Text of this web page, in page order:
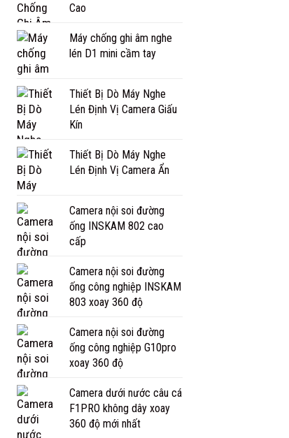
Cao
Máy chống ghi âm nghe
lén D1 mini cầm tay
Thiết Bị Dò Máy Nghe
Lén Định Vị Camera Giấu
Kín
Thiết Bị Dò Máy Nghe
Lén Định Vị Camera Ẩn
Camera nội soi đường
ống INSKAM 802 cao
cấp
Camera nội soi đường
ống công nghiệp INSKAM
803 xoay 360 độ
Camera nội soi đường
ống công nghiệp G10pro
xoay 360 độ
Camera dưới nước câu cá
F1PRO không dây xoay
360 độ mới nhất